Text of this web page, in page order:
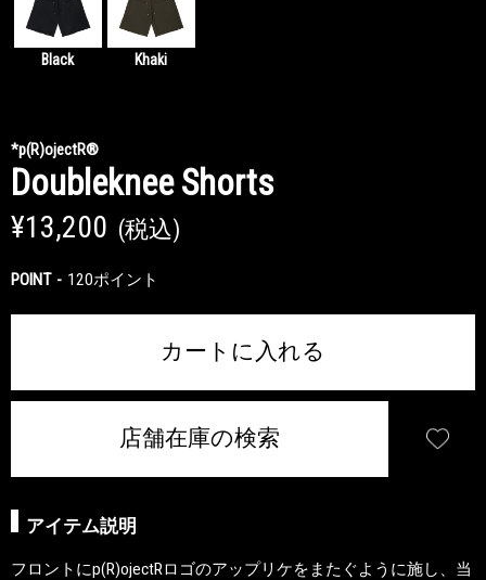
Black Khaki
*p(R)ojectR®
Doubleknee Shorts
¥13,200 (税込)
POINT 120ポイント
カートに入れる
店舗在庫の検索
アイテム説明
フロントにp(R)ojectRロゴのアップリケをまたぐように施し、当